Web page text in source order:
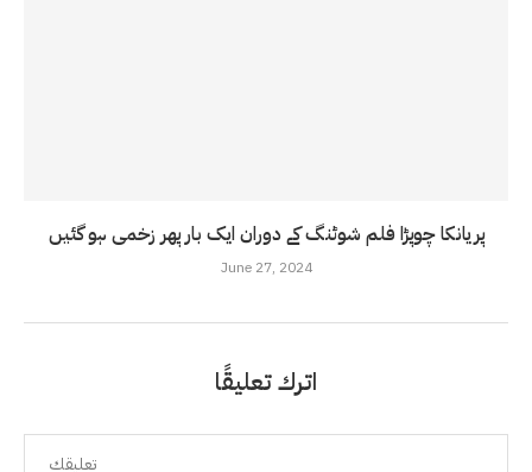
پریانکا چوپڑا فلم شوٹنگ کے دوران ایک بار پھر زخمی ہو گئیں
June 27, 2024
اترك تعليقًا